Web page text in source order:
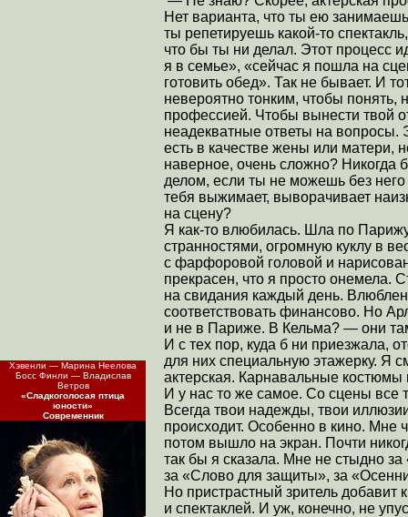
Нет варианта, что ты ею
ты репетируешь какой-то
что бы ты ни делал. Этот процесс
я в семье», «сейчас я пошла на
готовить обед». Так не бывает. И
невероятно тонким, чтобы понять,
профессией. Чтобы вынести твой
неадекватные ответы на вопросы.
есть в качестве жены или матери,
наверное, очень сложно? Никогда
делом, если ты не можешь без
тебя выжимает, выворачивает
на сцену?
Я как-то влюбилась. Шла по
странностями, огромную куклу в
с фарфоровой головой и
прекрасен, что я просто онемела.
на свидания каждый день.
соответствовать финансово. Но
и не в Париже. В Кельма? — они
И с тех пор, куда б ни приезжала,
для них специальную этажерку. Я
актерская. Карнавальные костюмы
И у нас то же самое. Со сцены все
Всегда твои надежды, твои
происходит. Особенно в кино. Мне
потом вышло на экран. Почти
так бы я сказала. Мне не стыдно
за «Слово для защиты», за
Но пристрастный зритель
и спектаклей. И уж, конечно, не
Хэвенли — Марина Неелова
Босс Финли — Владислав
Ветров
«Сладкоголосая птица
юности»
Современник